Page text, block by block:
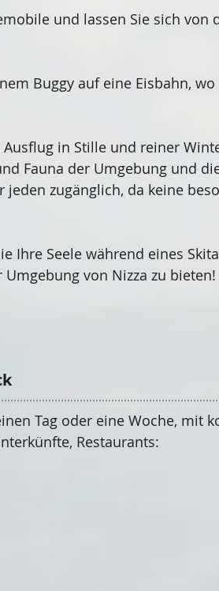
und lassen Sie sich von
Buggy auf eine Eisbahn,
in Stille und reiner
Fauna der Umgebung und
zugänglich, da keine
Ihre Seele während eines
Umgebung von Nizza zu bieten!
Tag oder eine Woche, mit
Restaurants: